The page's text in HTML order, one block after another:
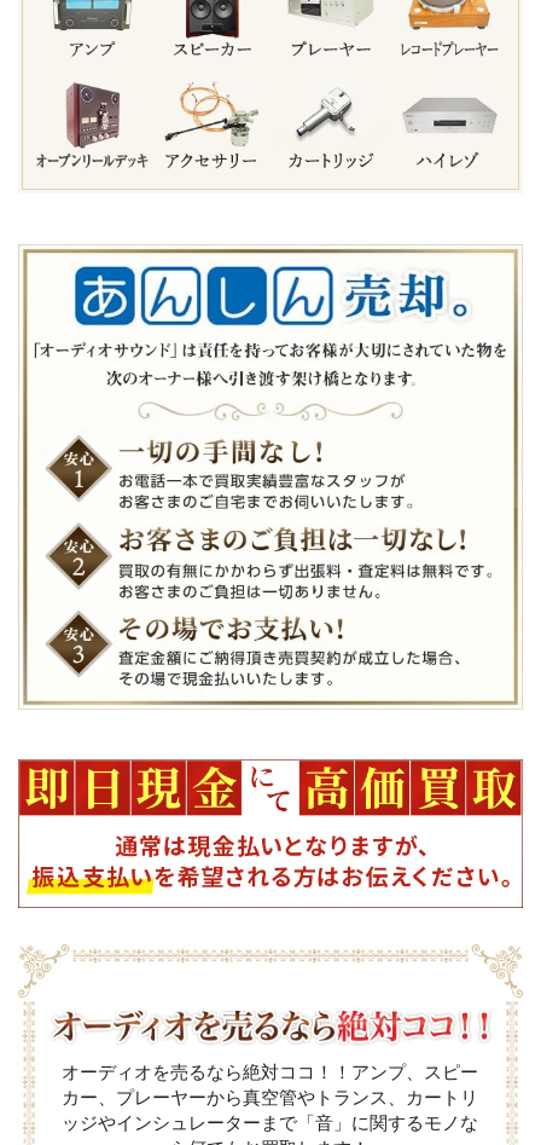
オーディオを売るなら絶対ココ！！アンプ、スピー
カー、プレーヤーから真空管やトランス、カートリ
ッジやインシュレーターまで「音」に関するモノな